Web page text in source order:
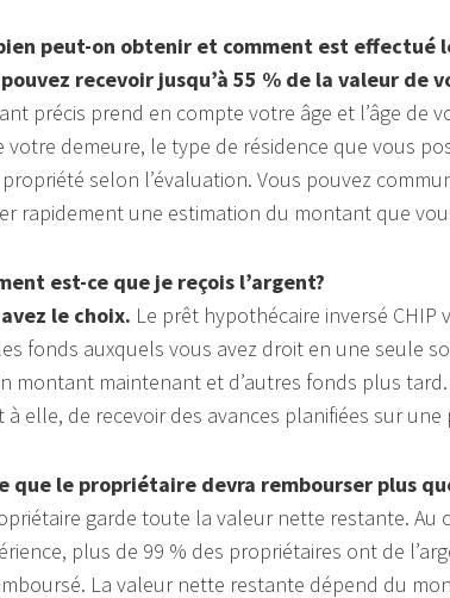
peut-on obtenir et comment est effectué
recevoir jusqu’à 55 % de la valeur de
précis prend en compte votre âge et l’âge de
votre demeure, le type de résidence que vous
selon l’évaluation. Vous pouvez
rapidement une estimation du montant que
est-ce que je reçois l’argent?
le choix. Le prêt hypothécaire inversé
fonds auxquels vous avez droit en une seule
montant maintenant et d’autres fonds plus
à elle, de recevoir des avances planifiées sur
que le propriétaire devra rembourser plus
garde toute la valeur nette restante. Au
plus de 99 % des propriétaires ont de
La valeur nette restante dépend du